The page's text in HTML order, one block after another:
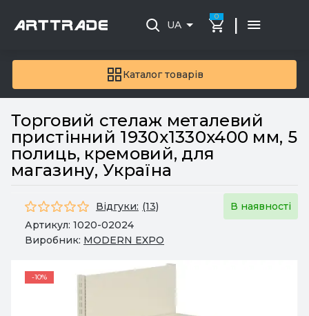
Каталог товарів
UA
0 |
Торговий стелаж металевий
пристінний 1930x1330x400 мм, 5
полиць, кремовий, для
магазину, Україна
Відгуки: (13)
В наявності
Артикул: 1020-02024
Виробник: MODERN EXPO
-10%